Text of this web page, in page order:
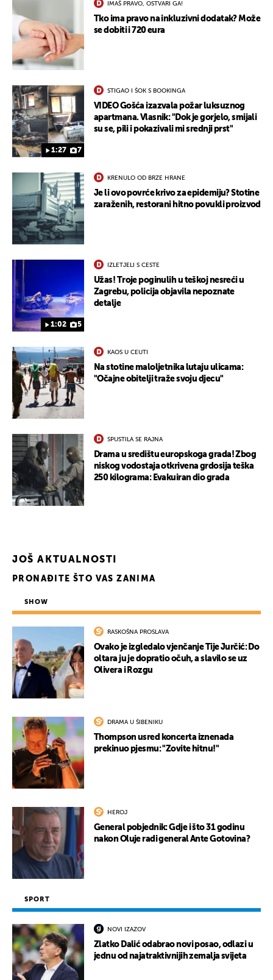
IMAŠ PRAVO, OSTVARI GA!
Tko ima pravo na inkluzivni dodatak? Može
se dobiti i 720 eura
1:27 7
STIGAO I ŠOK S BOOKINGA
VIDEO Gošća izazvala požar luksuznog
apartmana. Vlasnik: "Dok je gorjelo, smijali
su se, pili i pokazivali mi srednji prst"
KRENULO OD BRZE HRANE
Je li ovo povrće krivo za epidemiju? Stotine
zaraženih, restorani hitno povukli proizvod
1:02 5
IZLETJELI S CESTE
Užas! Troje poginulih u teškoj nesreći u
Zagrebu, policija objavila nepoznate
detalje
KAOS U CEUTI
Na stotine maloljetnika lutaju ulicama:
"Očajne obitelji traže svoju djecu"
SPUSTILA SE RAJNA
Drama u središtu europskoga grada! Zbog
niskog vodostaja otkrivena grdosija teška
250 kilograma: Evakuiran dio grada
JOŠ AKTUALNOSTI
PRONAĐITE ŠTO VAS ZANIMA
SHOW
RASKOŠNA PROSLAVA
Ovako je izgledalo vjenčanje Tije Jurčić: Do
oltara ju je dopratio očuh, a slavilo se uz
Olivera i Rozgu
DRAMA U ŠIBENIKU
Thompson usred koncerta iznenada
prekinuo pjesmu: "Zovite hitnu!"
HEROJ
General pobjednik: Gdje i što 31 godinu
nakon Oluje radi general Ante Gotovina?
SPORT
NOVI IZAZOV
Zlatko Dalić odabrao novi posao, odlazi u
jednu od najatraktivnijih zemalja svijeta
UKLJUČITE NOTIFIKACIJE